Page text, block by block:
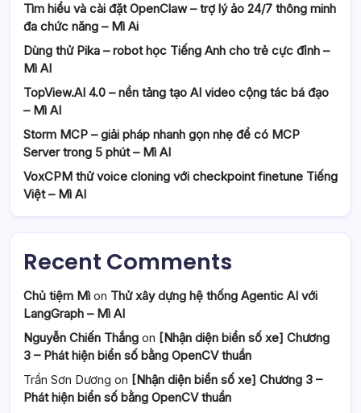
Tìm hiểu và cài đặt OpenClaw – trợ lý ảo 24/7 thông minh
đa chức năng – Mì Ai
Dùng thử Pika – robot học Tiếng Anh cho trẻ cực đỉnh –
Mì AI
TopView.AI 4.0 – nền tảng tạo AI video cộng tác bá đạo
– Mì AI
Storm MCP – giải pháp nhanh gọn nhẹ để có MCP
Server trong 5 phút – Mì AI
VoxCPM thử voice cloning với checkpoint finetune Tiếng
Việt – Mì AI
Recent Comments
Chủ tiệm Mì on Thử xây dựng hệ thống Agentic AI với
LangGraph – Mì AI
Nguyễn Chiến Thắng on [Nhận diện biển số xe] Chương
3 – Phát hiện biển số bằng OpenCV thuần
Trần Sơn Dương on [Nhận diện biển số xe] Chương 3 –
Phát hiện biển số bằng OpenCV thuần